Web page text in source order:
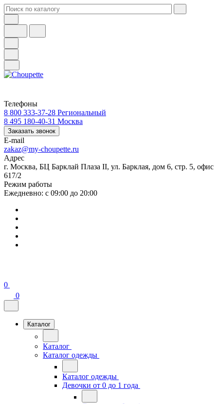
Телефоны
8 800 333-37-28 Региональный
8 495 180-40-31 Москва
Заказать звонок
E-mail
zakaz@my-choupette.ru
Адрес
г. Москва, БЦ Барклай Плаза II, ул. Барклая, дом 6, стр. 5, офис
617/2
Режим работы
Ежедневно: с 09:00 до 20:00
0
0
Каталог
Каталог
Каталог одежды
Каталог одежды
Девочки от 0 до 1 года